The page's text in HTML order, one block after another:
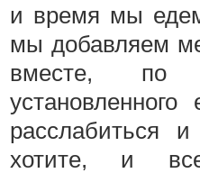
и время мы
мы добавляем
вместе, по
расслабиться
хотите, и